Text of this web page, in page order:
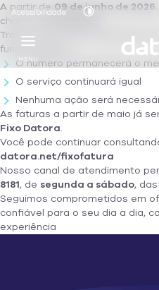
Acessibilidade
MENU
A partir de 09 de junho de 2026
chamar
Fixo Datora
Trata-se de uma atualização
funcionamento.
O número permanecerá o
O serviço continuará igual
Nenhuma ação será
As faturas a partir de maio já
Fixo Datora.
Você pode continuar
datora.net/fixofatura
Nosso canal de atendimento
8181, de segunda a sábado, das
Seguimos comprometidos em
confiável para o seu dia a dia,
experiência